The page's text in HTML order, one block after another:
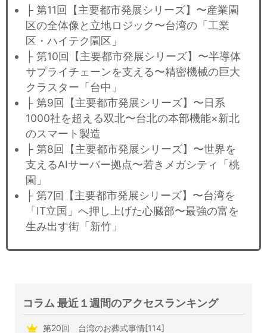
├ 第11回【主要都市発展シリーズ】〜産業園
区の全体像と立地ロジック〜台湾の「工業
区・ハイテク園区」
├ 第10回【主要都市発展シリーズ】〜半導体
サプライチェーンを支える〜精密機械の巨大
クラスター「台中」
├ 第9回【主要都市発展シリーズ】〜日系
1000社を超える双北〜台北の本部機能×新北
のスマート製造
├ 第8回【主要都市発展シリーズ】〜世界を
支えるAIサーバー拠点〜若きメガシティ「桃
園」
├ 第7回【主要都市発展シリーズ】〜台湾を
「IT立国」へ押し上げた心臓部〜最強の富を
生み出す街「新竹」
コラム 最近１週間のアクセスランキング
第20回 台湾のお葬式事情[114]